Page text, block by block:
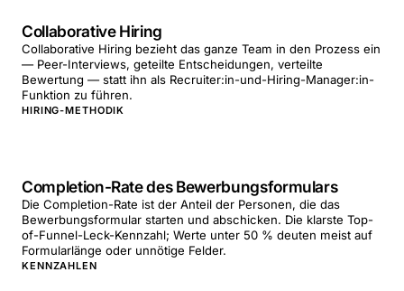
Collaborative Hiring
Collaborative Hiring bezieht das ganze Team in den Prozess ein
— Peer-Interviews, geteilte Entscheidungen, verteilte
Bewertung — statt ihn als Recruiter:in-und-Hiring-Manager:in-
Funktion zu führen.
HIRING-METHODIK
Completion-Rate des Bewerbungsformulars
Die Completion-Rate ist der Anteil der Personen, die das
Bewerbungsformular starten und abschicken. Die klarste Top-
of-Funnel-Leck-Kennzahl; Werte unter 50 % deuten meist auf
Formularlänge oder unnötige Felder.
KENNZAHLEN